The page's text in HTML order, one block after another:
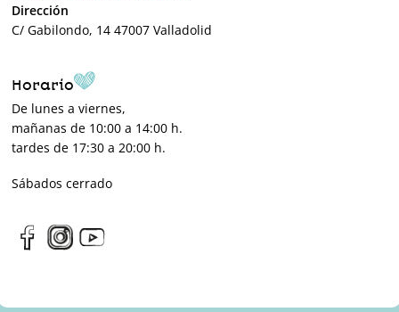
Dirección
C/ Gabilondo, 14 47007 Valladolid
Horario
De lunes a viernes,
mañanas de 10:00 a 14:00 h.
tardes de 17:30 a 20:00 h.
Sábados cerrado